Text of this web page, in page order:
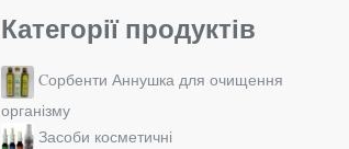
Категорії продуктів
Cорбенти Аннушка для очищення
організму
Засоби косметичні